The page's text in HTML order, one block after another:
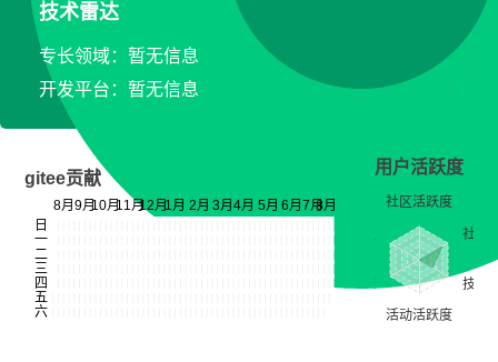
技术雷达
专长领域：暂无信息
开发平台：暂无信息
gitee贡献
用户活跃度